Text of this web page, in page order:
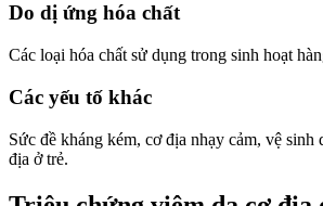
Do dị ứng hóa chất
Các loại hóa chất sử dụng trong sinh hoạt
Các yếu tố khác
Sức đề kháng kém, cơ địa nhạy cảm, vệ
địa ở trẻ.